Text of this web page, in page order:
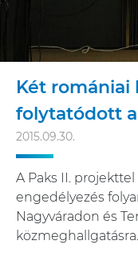
Két romániai
folytatódott
2015.09.30.
A Paks II.
engedélyezés
Nagyváradon és
közmeghallgatásra.